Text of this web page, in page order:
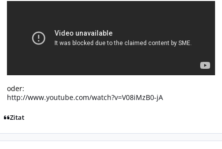
oder:
http://www.youtube.com/watch?v=V08iMzB0-jA
Zitat